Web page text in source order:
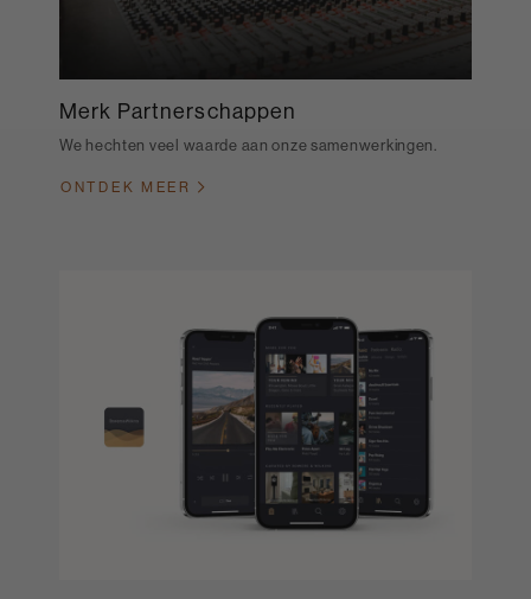
Merk Partnerschappen
We hechten veel waarde aan onze samenwerkingen.
ONTDEK MEER